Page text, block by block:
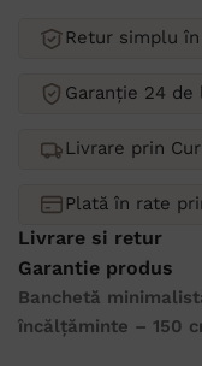
Retur simplu
Garanție 24 de
Livrare prin
Plată în rate
Livrare si retur
Garantie produs
Banchetă
încălțăminte – 150